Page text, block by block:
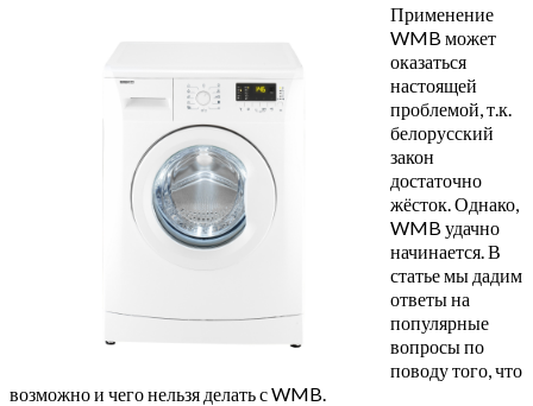
Применение
WMB может
оказаться
настоящей
проблемой, т.к.
белорусский
закон
достаточно
жёсток. Однако,
WMB удачно
начинается. В
статье мы дадим
ответы на
популярные
вопросы по
поводу того, что
возможно и чего нельзя делать с WMB.